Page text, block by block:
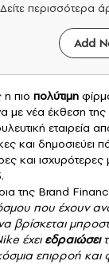
Δείτε περισσότερα
Add
η πιο πολύτιμη
νέα έκθεση της
εταιρεία
και
και
της Brand
που έχουν
βρίσκεται
έχει εδραιώσει
επιρροή